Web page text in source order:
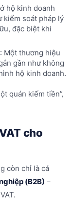
hộ kinh doanh
kiểm soát pháp lý
đặc biệt khi
: Một thương hiệu
gần như không
hộ kinh doanh.
quán kiếm tiền”,
cho
còn chỉ là cá
(B2B) –